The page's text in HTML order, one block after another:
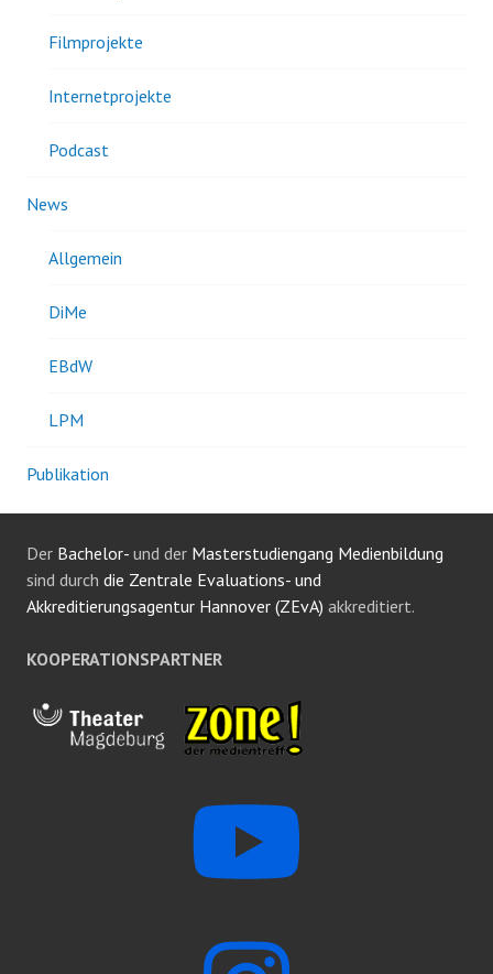
Filmprojekte
Internetprojekte
Podcast
News
Allgemein
DiMe
EBdW
LPM
Publikation
Der Bachelor- und der Masterstudiengang Medienbildung
sind durch die Zentrale Evaluations- und
Akkreditierungsagentur Hannover (ZEvA) akkreditiert.
KOOPERATIONSPARTNER